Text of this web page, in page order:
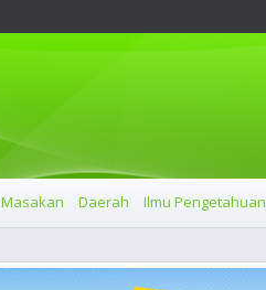
Daerah Ilmu Pengetahuan